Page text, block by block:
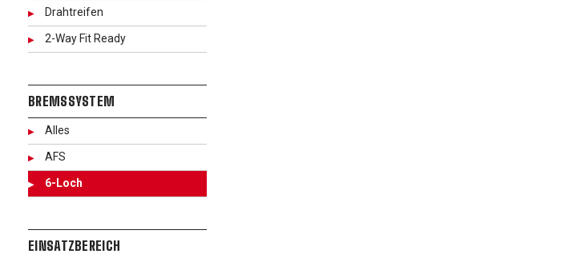
Drahtreifen
2-Way Fit Ready
BREMSSYSTEM
Alles
AFS
6-Loch
EINSATZBEREICH